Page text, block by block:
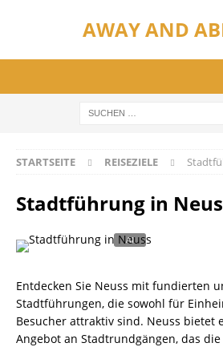
AWAY AND
STARTSEITE REISEZIELE
Stadtführung in
Entdecken Sie Neuss mit fundierten
Stadtführungen, die sowohl für
Besucher attraktiv sind. Neuss bietet
Angebot an Stadtrundgängen, das